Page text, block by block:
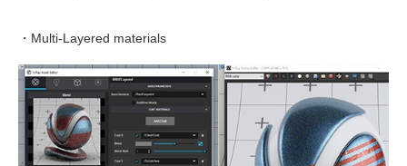
・Multi-Layered materials